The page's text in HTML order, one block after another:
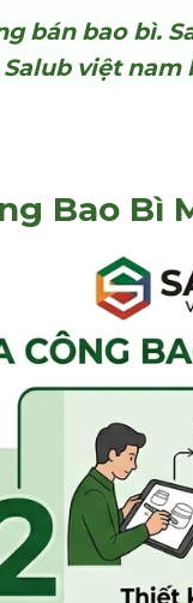
bán bao bì.
việt
Bao Bì